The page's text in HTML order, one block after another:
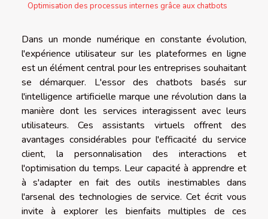
Optimisation des processus internes grâce aux chatbots
Dans un monde numérique en constante évolution,
l'expérience utilisateur sur les plateformes en ligne
est un élément central pour les entreprises souhaitant
se démarquer. L'essor des chatbots basés sur
l'intelligence artificielle marque une révolution dans la
manière dont les services interagissent avec leurs
utilisateurs. Ces assistants virtuels offrent des
avantages considérables pour l'efficacité du service
client, la personnalisation des interactions et
l'optimisation du temps. Leur capacité à apprendre et
à s'adapter en fait des outils inestimables dans
l'arsenal des technologies de service. Cet écrit vous
invite à explorer les bienfaits multiples de ces